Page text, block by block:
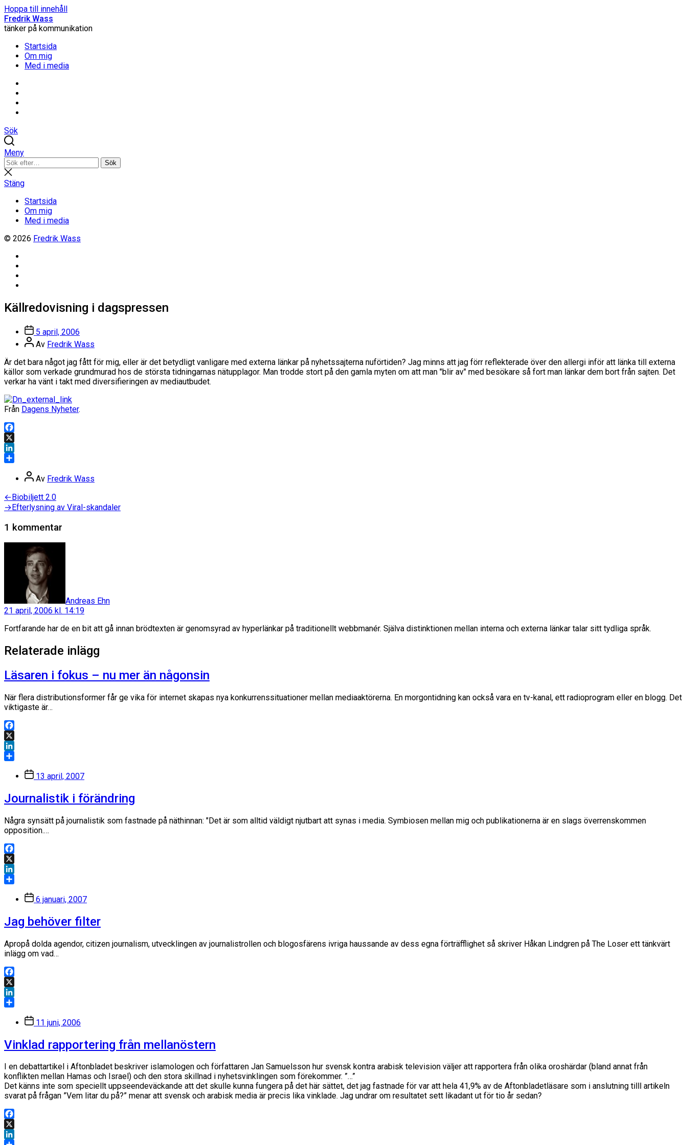
Hoppa till innehåll
Fredrik Wass
tänker på kommunikation
Startsida
Om mig
Med i media
Sök
Meny
Sök
efter:
Sök
Stäng
sökning
Stäng
Startsida
Om mig
Med i media
© 2026 Fredrik Wass
Källredovisning i dagspressen
Inläggsdatum
5 april, 2006
Inläggsförfattare
Av Fredrik Wass
Är det bara något jag fått för mig, eller är det betydligt vanligare med externa länkar på nyhetssajterna nuförtiden? Jag minns att jag förr reflekterade över den allergi inför att länka till externa
källor som verkade grundmurad hos de största tidningarnas nätupplagor. Man trodde stort på den gamla myten om att man "blir av" med besökare så fort man länkar dem bort från sajten. Det
verkar ha vänt i takt med diversifieringen av mediautbudet.
Från Dagens Nyheter.
Facebook
X
LinkedIn
Inläggsförfattare
Av Fredrik Wass
Inläggsnavigering
←Föregående
inlägg:
Biobiljett 2.0
→Nästa
Efterlysning av Viral-skandaler
1 kommentar
Andreas Ehn
21 april, 2006 kl. 14:19
Fortfarande har de en bit att gå innan brödtexten är genomsyrad av hyperlänkar på traditionellt webbmanér. Själva distinktionen mellan interna och externa länkar talar sitt tydliga språk.
Relaterade inlägg
Läsaren i fokus – nu mer än någonsin
När flera distributionsformer får ge vika för internet skapas nya konkurrenssituationer mellan mediaaktörerna. En morgontidning kan också vara en tv-kanal, ett radioprogram eller en blogg. Det
viktigaste är…
Facebook
X
LinkedIn
Inläggsdatum
13 april, 2007
Journalistik i förändring
Några synsätt på journalistik som fastnade på näthinnan: "Det är som alltid väldigt njutbart att synas i media. Symbiosen mellan mig och publikationerna är en slags överrenskommen
opposition.…
Facebook
X
LinkedIn
Inläggsdatum
6 januari, 2007
Jag behöver filter
Apropå dolda agendor, citizen journalism, utvecklingen av journalistrollen och blogosfärens ivriga haussande av dess egna förträfflighet så skriver Håkan Lindgren på The Loser ett tänkvärt
inlägg om vad…
Facebook
X
LinkedIn
Inläggsdatum
11 juni, 2006
Vinklad rapportering från mellanöstern
I en debattartikel i Aftonbladet beskriver islamologen och författaren Jan Samuelsson hur svensk kontra arabisk television väljer att rapportera från olika oroshärdar (bland annat från
konflikten mellan Hamas och Israel) och den stora skillnad i nyhetsvinklingen som förekommer. ”…”
Det känns inte som speciellt uppseendeväckande att det skulle kunna fungera på det här sättet, det jag fastnade för var att hela 41,9% av de Aftonbladetläsare som i anslutning tilll artikeln
svarat på frågan ”Vem litar du på?” menar att svensk och arabisk media är precis lika vinklade. Jag undrar om resultatet sett likadant ut för tio år sedan?
Facebook
X